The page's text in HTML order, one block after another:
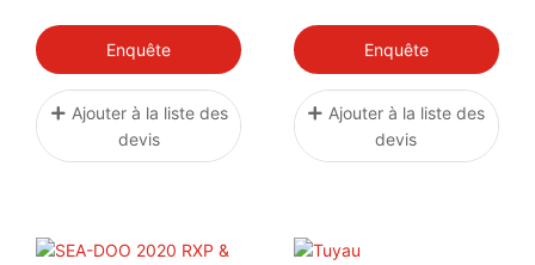
EXHAUST KIT
YAMAHA-39
Enquête
Ajouter à la liste des
devis
SEADOO-17
Enquête
Ajouter à la liste des
devis